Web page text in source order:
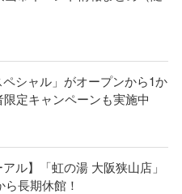
ペシャル」がオープンから1か
限定キャンペーンも実施中
アル】「虹の湯 大阪狭山店」
長期休館！